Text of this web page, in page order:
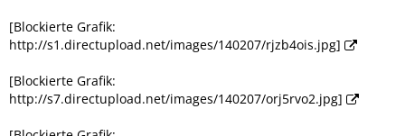
[Blockierte Grafik:
http://s1.directupload.net/images/140207/rjzb4ois.jpg]
[Blockierte Grafik:
http://s7.directupload.net/images/140207/orj5rvo2.jpg]